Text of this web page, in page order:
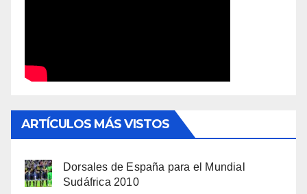
ARTÍCULOS MÁS VISTOS
Dorsales de España para el Mundial
Sudáfrica 2010